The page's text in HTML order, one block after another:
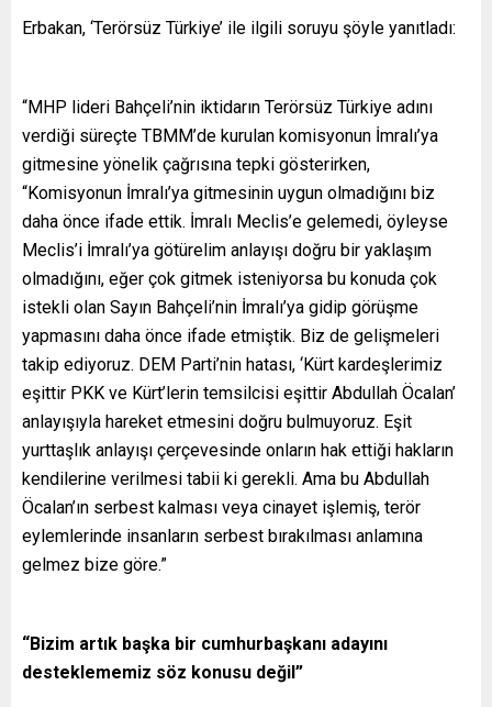
Erbakan, ‘Terörsüz Türkiye’ ile ilgili soruyu şöyle yanıtladı:
“MHP lideri Bahçeli’nin iktidarın Terörsüz Türkiye adını
verdiği süreçte TBMM’de kurulan komisyonun İmralı’ya
gitmesine yönelik çağrısına tepki gösterirken,
“Komisyonun İmralı’ya gitmesinin uygun olmadığını biz
daha önce ifade ettik. İmralı Meclis’e gelemedi, öyleyse
Meclis’i İmralı’ya götürelim anlayışı doğru bir yaklaşım
olmadığını, eğer çok gitmek isteniyorsa bu konuda çok
istekli olan Sayın Bahçeli’nin İmralı’ya gidip görüşme
yapmasını daha önce ifade etmiştik. Biz de gelişmeleri
takip ediyoruz. DEM Parti’nin hatası, ‘Kürt kardeşlerimiz
eşittir PKK ve Kürt’lerin temsilcisi eşittir Abdullah Öcalan’
anlayışıyla hareket etmesini doğru bulmuyoruz. Eşit
yurttaşlık anlayışı çerçevesinde onların hak ettiği hakların
kendilerine verilmesi tabii ki gerekli. Ama bu Abdullah
Öcalan’ın serbest kalması veya cinayet işlemiş, terör
eylemlerinde insanların serbest bırakılması anlamına
gelmez bize göre.”
“Bizim artık başka bir cumhurbaşkanı adayını
desteklememiz söz konusu değil”